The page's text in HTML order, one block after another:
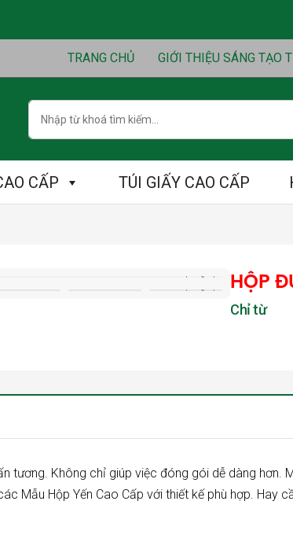
TRANG CHỦ GIỚI THIỆU SÁNG TẠO
CẤP TÚI GIẤY CAO CẤP
HỘP
tương. Không chỉ giúp việc đóng gói dễ dàng
Mẫu Hộp Yến Cao Cấp với thiết kế phù hợp. Hay